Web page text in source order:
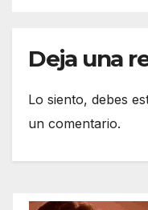
Deja una
Lo siento, debes
un comentario.